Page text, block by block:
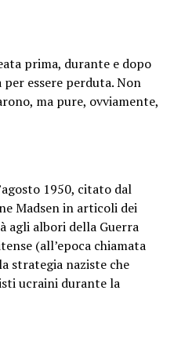
prima, durante e dopo
essere perduta. Non
ma pure, ovviamente,
1950, citato dal
Madsen in articoli dei
agli albori della Guerra
(all’epoca chiamata
strategia naziste che
ucraini durante la